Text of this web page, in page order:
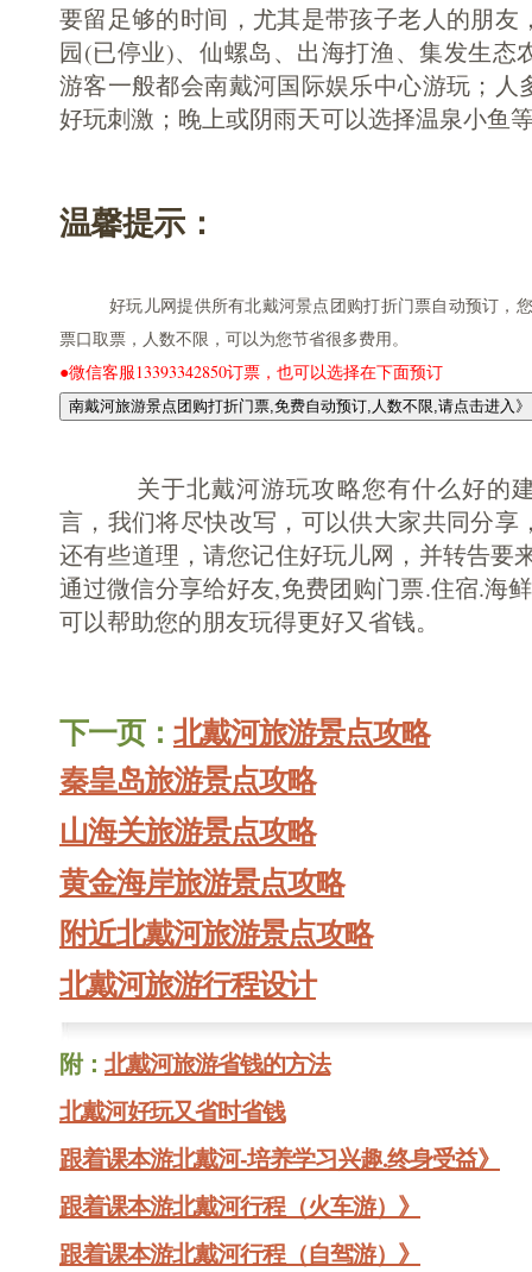
要留足够的时间，尤其是带孩子老人的朋友
园(已停业)、仙螺岛、出海打渔、集发生态
游客一般都会南戴河国际娱乐中心游玩；人
好玩刺激；晚上或阴雨天可以选择温泉小鱼
温馨提示：
好玩儿网提供所有北戴河景点团购打折门票自动预订，您
票口取票，人数不限，可以为您节省很多费用。
●微信客服13393342850订票，也可以选择在下面预订
关于北戴河游玩攻略您有什么好的建
言，我们将尽快改写，可以供大家共同分享
还有些道理，请您记住好玩儿网，并转告要
通过微信分享给好友,免费团购门票.住宿.海
可以帮助您的朋友玩得更好又省钱。
下一页： 北戴河旅游景点攻略
秦皇岛旅游景点攻略
山海关旅游景点攻略
黄金海岸旅游景点攻略
附近北戴河旅游景点攻略
北戴河旅游行程设计
附： 北戴河旅游省钱的方法
北戴河好玩又省时省钱
跟着课本游北戴河-培养学习兴趣.终身受益》
跟着课本游北戴河行程（火车游）》
跟着课本游北戴河行程（自驾游）》